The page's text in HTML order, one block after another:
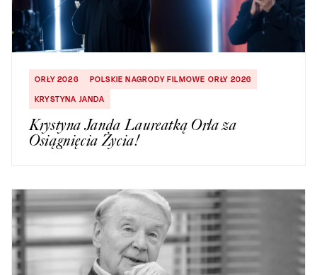
ORŁY 2026
POLSKIE NAGRODY FILMOWE ORŁY 2026
KRYSTYNA JANDA
Krystyna Janda Laureatką Orła za
Osiągnięcia Życia!